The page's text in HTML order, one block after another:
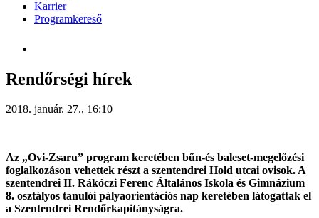
Karrier
Programkereső
Rendőrségi hírek
2018. január. 27., 16:10
Az „Ovi-Zsaru” program keretében bűn-és baleset-megelőzési
foglalkozáson vehettek részt a szentendrei Hold utcai ovisok. A
szentendrei II. Rákóczi Ferenc Általános Iskola és Gimnázium
8. osztályos tanulói pályaorientációs nap keretében látogattak el
a Szentendrei Rendőrkapitányságra.